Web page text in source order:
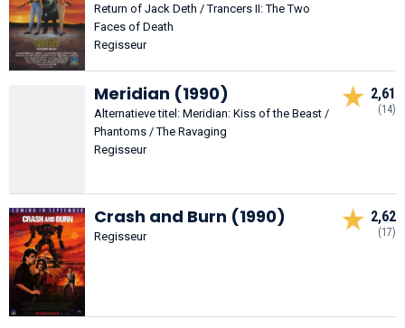
Return of Jack Deth / Trancers II: The Two
Faces of Death
Regisseur
Meridian (1990)
Alternatieve titel: Meridian: Kiss of the Beast /
Phantoms / The Ravaging
Regisseur
2,61
(14)
Crash and Burn (1990)
Regisseur
2,62
(17)